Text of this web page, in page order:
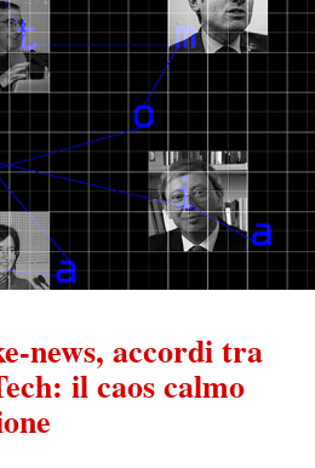
news, accordi tra
il caos calmo